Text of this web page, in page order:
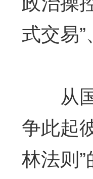
式交易”
从国
争此起
林法则